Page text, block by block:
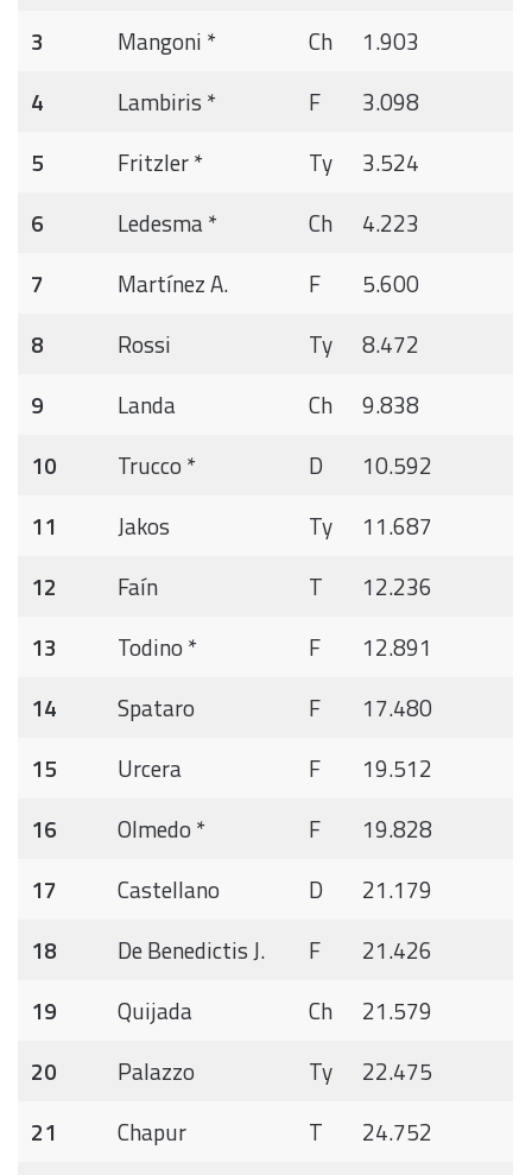
3
Mangoni * Ch
1.903
4
Lambiris * F
3.098
5
Fritzler * Ty
3.524
6
Ledesma * Ch
4.223
7
Martínez A. F
5.600
8
Rossi Ty
8.472
9
Landa Ch
9.838
10
Trucco * D
10.592
11
Jakos Ty
11.687
12
Faín T
12.236
13
Todino * F
12.891
14
Spataro F
17.480
15
Urcera F
19.512
16
Olmedo * F
19.828
17
Castellano D
21.179
18
De Benedictis J. F
21.426
19
Quijada Ch
21.579
20
Palazzo Ty
22.475
21
Chapur T 24.752